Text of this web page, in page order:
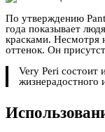
По утверждению
года показывает
красками. Несмотря
оттенок. Он
Very Peri состоит
жизнерадостного